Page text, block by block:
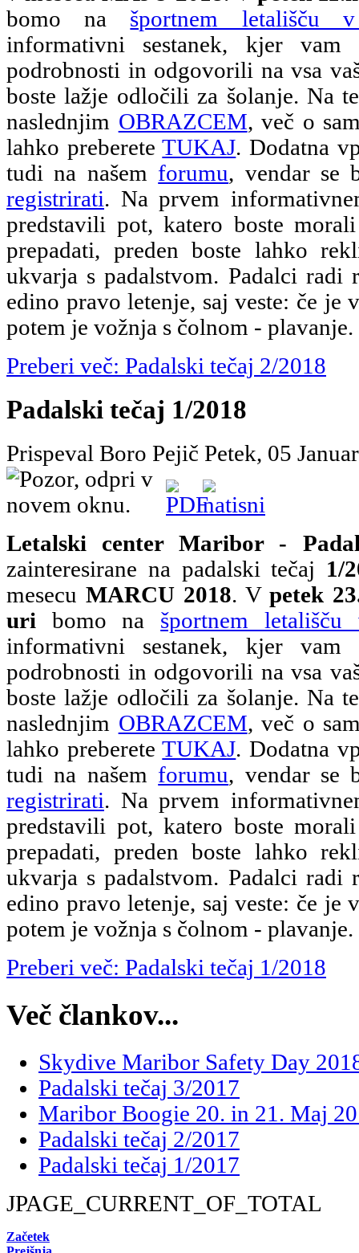
bomo na športnem letališču
informativni sestanek, kjer vam
podrobnosti in odgovorili na vsa
boste lažje odločili za šolanje. Na
naslednjim OBRAZCEM, več o
lahko prebereteTUKAJ. Dodatna
tudi na našem forumu, vendar se
registrirati. Na prvem
predstavili pot, katero boste
prepadati, preden boste lahko
ukvarja s padalstvom. Padalci radi
edino pravo letenje, saj veste: če je
potem je vožnja s čolnom - plavanje.
Preberi več: Padalski tečaj 2/2018
Padalski tečaj 1/2018
Prispeval Boro Pejič Petek, 05
Letalski center Maribor -
zainteresirane na padalski tečaj 1/
mesecu MARCU 2018. Vpetek
uri bomo na športnem
informativni sestanek, kjer vam
podrobnosti in odgovorili na vsa
boste lažje odločili za šolanje. Na
naslednjim OBRAZCEM, več o
lahko prebereteTUKAJ. Dodatna
tudi na našem forumu, vendar se
registrirati. Na prvem
predstavili pot, katero boste
prepadati, preden boste lahko
ukvarja s padalstvom. Padalci radi
edino pravo letenje, saj veste: če je
potem je vožnja s čolnom - plavanje.
Preberi več: Padalski tečaj 1/2018
Več člankov...
Skydive Maribor Safety Day
Padalski tečaj 3/2017
Maribor Boogie 20. in 21. Maj
Padalski tečaj 2/2017
Padalski tečaj 1/2017
JPAGE_CURRENT_OF_TOTAL
Začetek